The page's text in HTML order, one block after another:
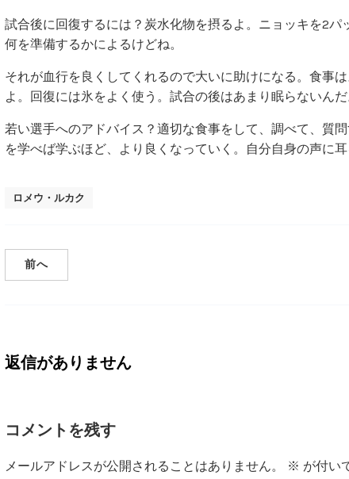
試合後に回復するには？炭水化物を摂るよ。ニョッキを2
何を準備するかによるけどね。
それが血行を良くしてくれるので大いに助けになる。食事
よ。回復には氷をよく使う。試合の後はあまり眠らないんだ
若い選手へのアドバイス？適切な食事をして、調べて、質
を学べば学ぶほど、より良くなっていく。自分自身の声に耳
ロメウ・ルカク
前へ
返信がありません
コメントを残す
メールアドレスが公開されることはありません。 ※ が付い